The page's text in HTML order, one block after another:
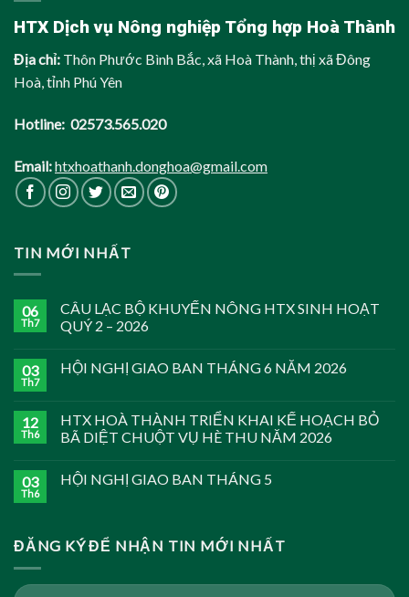
HTX Dịch vụ Nông nghiệp Tổng hợp Hoà Thành
Địa chỉ: Thôn Phước Bình Bắc, xã Hoà Thành, thị xã Đông
Hoà, tỉnh Phú Yên
Hotline: 02573.565.020
Email:htxhoathanh.donghoa@gmail.com
TIN MỚI NHẤT
06
Th7
CÂU LẠC BỘ KHUYẾN NÔNG HTX SINH HOẠT
QUÝ 2 – 2026
03
Th7
HỘI NGHỊ GIAO BAN THÁNG 6 NĂM 2026
12
Th6
HTX HOÀ THÀNH TRIỂN KHAI KẾ HOẠCH BỎ
BÃ DIỆT CHUỘT VỤ HÈ THU NĂM 2026
03
Th6
HỘI NGHỊ GIAO BAN THÁNG 5
ĐĂNG KÝ ĐỂ NHẬN TIN MỚI NHẤT